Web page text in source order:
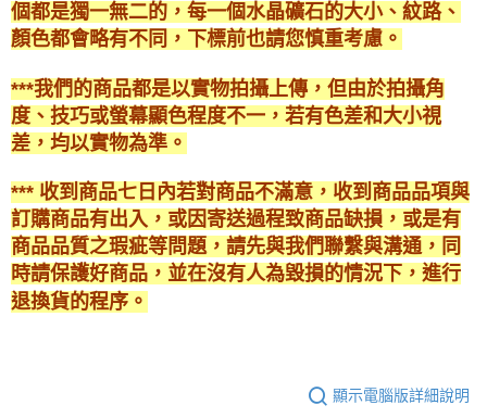
個都是獨一無二的，每一個水晶礦石的大小、紋路、
顏色都會略有不同，下標前也請您慎重考慮。
***我們的商品都是以實物拍攝上傳，但由於拍攝角
度、技巧或螢幕顯色程度不一，若有色差和大小視
差，均以實物為準。
*** 收到商品七日內若對商品不滿意，收到商品品項與
訂購商品有出入，或因寄送過程致商品缺損，或是有
商品品質之瑕疵等問題，請先與我們聯繫與溝通，同
時請保護好商品，並在沒有人為毀損的情況下，進行
退換貨的程序。
顯示電腦版詳細說明